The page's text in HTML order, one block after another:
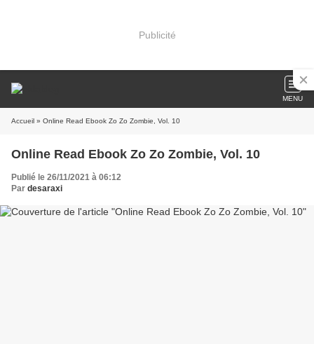
Publicité
MENU
Accueil » Online Read Ebook Zo Zo Zombie, Vol. 10
Online Read Ebook Zo Zo Zombie, Vol. 10
Publié le 26/11/2021 à 06:12
Par desaraxi